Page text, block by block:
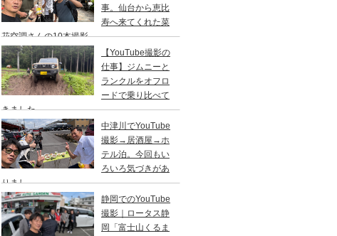
事。仙台から恵比
寿へ来てくれた菜
花空調さんの10本撮影
【YouTube撮影の
仕事】ジムニーと
ランクルをオフロ
ードで乗り比べて
きました
中津川でYouTube
撮影→居酒屋→ホ
テル泊。今回もい
ろいろ気づきがあ
りまし
静岡でのYouTube
撮影｜ロータス静
岡「富士山くるま